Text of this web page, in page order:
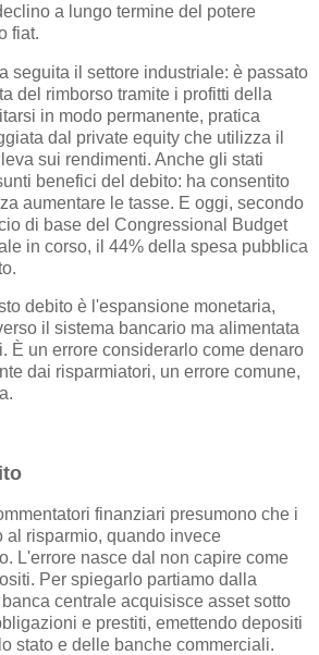
a lungo termine del potere
fiat.
seguita il settore industriale: è passato
del rimborso tramite i profitti della
in modo permanente, pratica
dal private equity che utilizza il
sui rendimenti. Anche gli stati
benefici del debito: ha consentito
aumentare le tasse. E oggi, secondo
di base del Congressional Budget
in corso, il 44% della spesa pubblica
debito è l'espansione monetaria,
il sistema bancario ma alimentata
È un errore considerarlo come denaro
dai risparmiatori, un errore comune,
finanziari presumono che i
al risparmio, quando invece
L'errore nasce dal non capire come
Per spiegarlo partiamo dalla
centrale acquisisce asset sotto
e prestiti, emettendo depositi
stato e delle banche commerciali.